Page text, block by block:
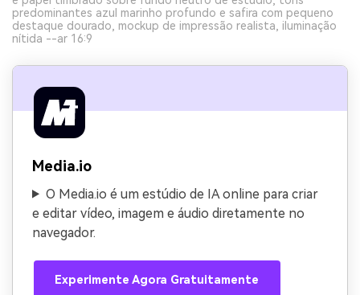
predominantes azul marinho profundo e safira com pequeno
destaque dourado, mockup de impressão realista, iluminação
nítida --ar 16:9
Media.io
O Media.io é um estúdio de IA online para criar
e editar vídeo, imagem e áudio diretamente no
navegador.
Experimente Agora Gratuitamente